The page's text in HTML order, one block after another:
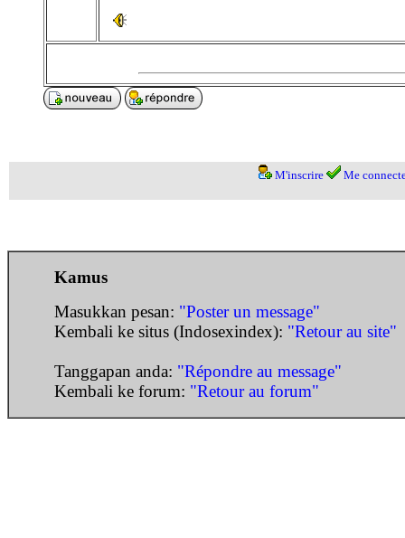
M'inscrire Me
Kamus
Masukkan pesan: "Poster un message"
Kembali ke situs (Indosexindex): "Retour au site"
Tanggapan anda: "Répondre au message"
Kembali ke forum: "Retour au forum"